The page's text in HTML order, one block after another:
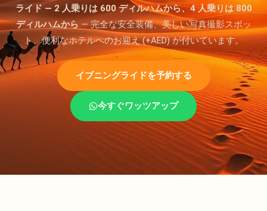
ライド — 2 人乗りは 600 ディルハムから、4 人乗りは 800
ディルハムから — 完全な安全装備、美しい写真撮影スポッ
ト、便利なホテルへのお迎え (+AED) が付いています。
イブニングライドを予約する
今すぐワッツアップ